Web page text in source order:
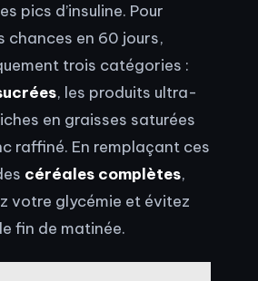
pics d’insuline. Pour
chances en 60 jours,
trois catégories :
, les produits ultra-
en graisses saturées
raffiné. En remplaçant ces
céréales complètes,
votre glycémie et évitez
fin de matinée.